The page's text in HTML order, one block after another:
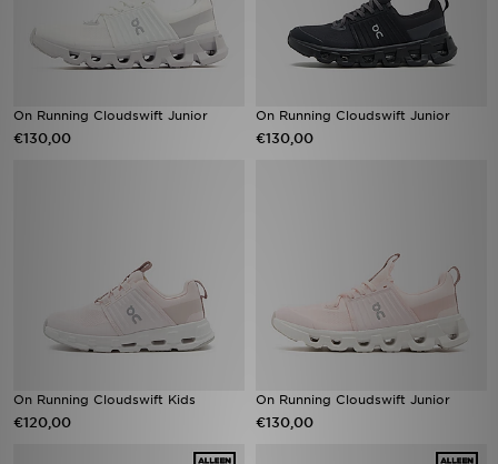
On Running Cloudswift Junior
€130,00
On Running Cloudswift Junior
€130,00
On Running Cloudswift Kids
€120,00
On Running Cloudswift Junior
€130,00